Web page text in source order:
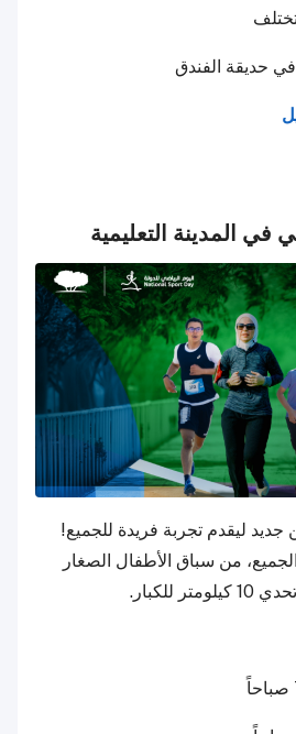
حديقة الفندق
في المدينة التعليمية
جديد ليقدم تجربة فريدة للجميع!
من سباق الأطفال الصغار